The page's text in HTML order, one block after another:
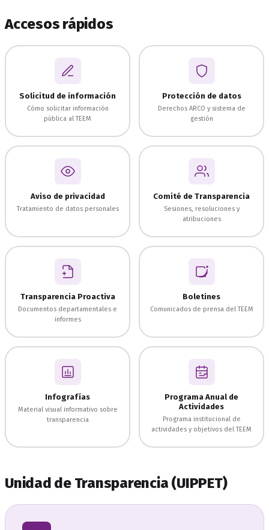
Accesos rápidos
Solicitud de información
Cómo solicitar información
pública al TEEM
Protección de datos
Derechos ARCO y sistema de
gestión
Aviso de privacidad
Tratamiento de datos personales
Comité de Transparencia
Sesiones, resoluciones y
atribuciones
Transparencia Proactiva
Documentos departamentales e
informes
Boletines
Comunicados de prensa del TEEM
Infografías
Material visual informativo sobre
transparencia
Programa Anual de
Actividades
Programa institucional de
actividades y objetivos del TEEM
Unidad de Transparencia (UIPPET)